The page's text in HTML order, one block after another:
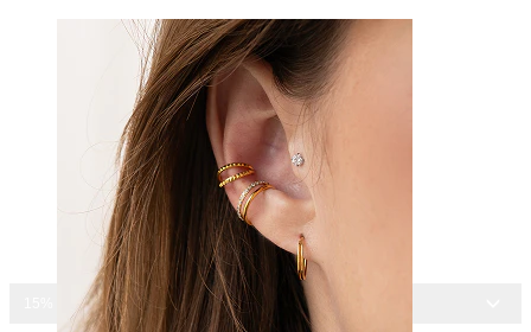
15% RABATT PÅ ALLE SMYKKER